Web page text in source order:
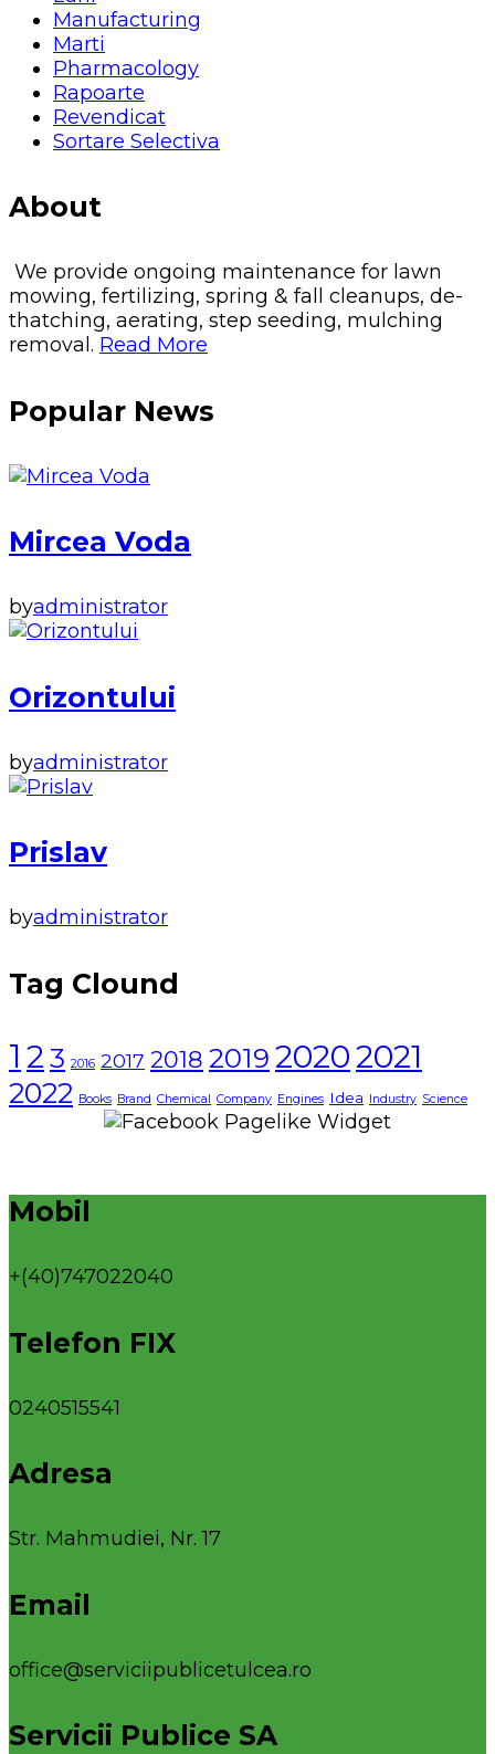
Manufacturing
Marti
Pharmacology
Rapoarte
Revendicat
Sortare Selectiva
About
We provide ongoing maintenance for lawn
mowing, fertilizing, spring & fall cleanups, de-
thatching, aerating, step seeding, mulching
removal. Read More
Popular News
Mircea Voda
byadministrator
Orizontului
byadministrator
Prislav
byadministrator
Tag Clound
1 2 3 2016 2017 2018 2019 20202021
2022 Books Brand Chemical Company Engines Idea Industry Science
Mobil
+(40)747022040
Telefon FIX
0240515541
Adresa
Str. Mahmudiei, Nr. 17
Email
office@serviciipublicetulcea.ro
Servicii Publice SA